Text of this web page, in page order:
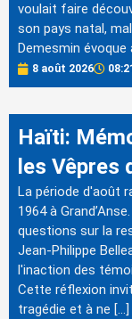
voulait faire
son pays natal,
Demesmin
8 août 2026 08:21
Haïti:
les Vêpres
La période d'août
1964 à
questions sur la
Jean-Philippe
l'inaction des
Cette réflexion
tragédie et à ne […]